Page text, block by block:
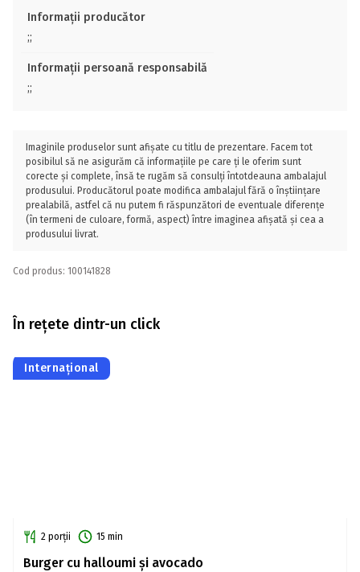
Informații producător
;;
Informații persoană responsabilă
;;
Imaginile produselor sunt afișate cu titlu de prezentare. Facem tot
posibilul să ne asigurăm că informațiile pe care ți le oferim sunt
corecte și complete, însă te rugăm să consulți întotdeauna ambalajul
produsului. Producătorul poate modifica ambalajul fără o înștiințare
prealabilă, astfel că nu putem fi răspunzători de eventuale diferențe
(în termeni de culoare, formă, aspect) între imaginea afișată și cea a
produsului livrat.
Cod produs: 100141828
În rețete dintr-un click
Internațional
2 porții 15 min
Burger cu halloumi și avocado